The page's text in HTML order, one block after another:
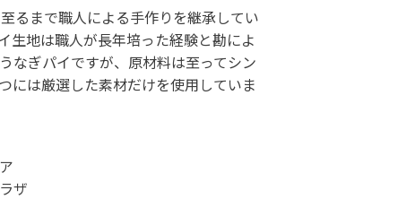
サイトです。
るまで職人による手作りを継承してい
生地は職人が長年培った経験と勘によ
なぎパイですが、原材料は至ってシン
には厳選した素材だけを使用していま
ザ